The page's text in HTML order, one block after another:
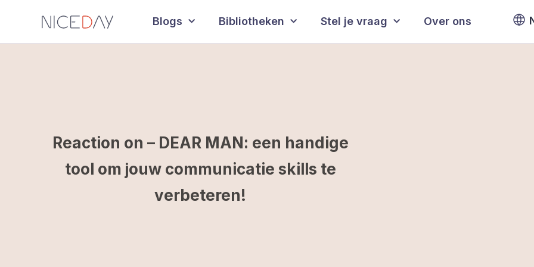
Blogs Bibliotheken Stel je vraag Over ons
Reaction on – DEAR MAN: een handige
tool om jouw communicatie skills te
verbeteren!